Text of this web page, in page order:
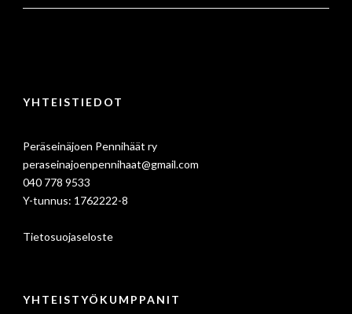
YHTEISTIEDOT
Peräseinäjoen Pennihäät ry
peraseinajoenpennihaat@gmail.com
040 778 9533
Y-tunnus: 1762222-8
Tietosuojaseloste
YHTEISTYÖKUMPPANIT